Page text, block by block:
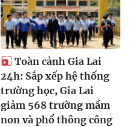
Toàn cảnh Gia Lai
24h: Sắp xếp hệ thống
trường học, Gia Lai
giảm 568 trường mầm
non và phổ thông công